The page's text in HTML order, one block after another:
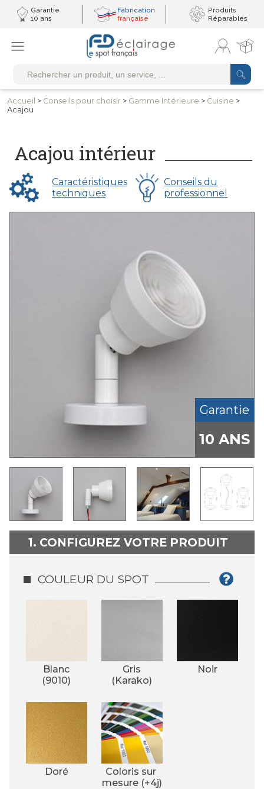
Garantie
10 ans
Fabrication
française
Produits
Réparables
Accueil > Conseils pour choisir > Gamme Intérieure > Cuisine >
Acajou
Acajou intérieur
Caractéristiques
techniques
Conseils du
professionnel
Garantie
10 ANS
1. CONFIGUREZ VOTRE PRODUIT
COULEUR DU SPOT
Blanc
(9010)
Gris
(Karako)
Noir
Doré
Coloris sur
mesure (+4j)